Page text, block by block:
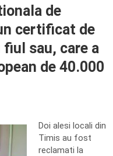
de
certificat de
sau, care a
de 40.000
Doi alesi locali din
Timis au fost
reclamati la